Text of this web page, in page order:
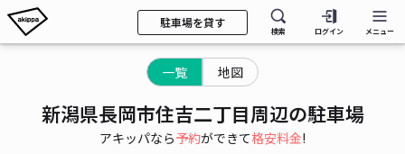
駐車場を貸す
検索 ログイン メニュー
一覧 地図
新潟県長岡市住吉二丁目周辺の駐車場
アキッパなら予約ができて格安料金!